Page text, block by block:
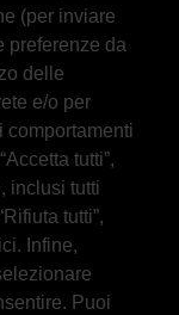
(per inviare
preferenze da
delle
e/o per
comportamenti
tutti”,
inclusi tutti
tutti”,
Infine,
Puoi